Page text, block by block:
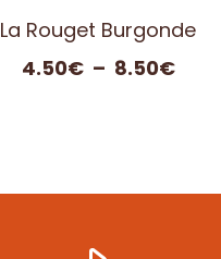
La Rouget Burgonde
4.50€ – 8.50€Plage